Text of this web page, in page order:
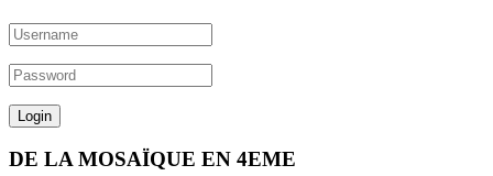
DE LA MOSAÏQUE EN 4EME